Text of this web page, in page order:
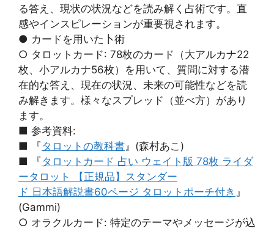
る答え、現状の状況などを読み解く占術です。直
感やインスピレーションが重要視されます。
● カードを用いた卜術
○ タロットカード: 78枚のカード（大アルカナ22
枚、小アルカナ56枚）を用いて、質問に対する潜
在的な答え、現在の状況、未来の可能性などを読
み解きます。様々なスプレッド（並べ方）があり
ます。
■ 参考資料:
■ 『 タロットの教科書』(森村あこ)
■ 『 タロットカード 占い ウェイト版 78枚 ライダ
ータロット 【正規品】スタンダー
ド 日本語解説書60ページ タロットポーチ付き 』
(Gammi)
○ オラクルカード: 特定のテーマやメッセージが込